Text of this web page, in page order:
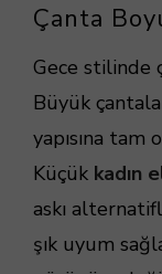
Çanta
Gece
Büyük
yapısına
Küçük kadın
askı
şık uyum